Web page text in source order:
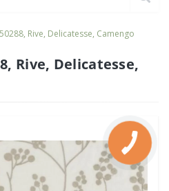
Rive, Delicatesse, Camengo
Rive, Delicatesse,